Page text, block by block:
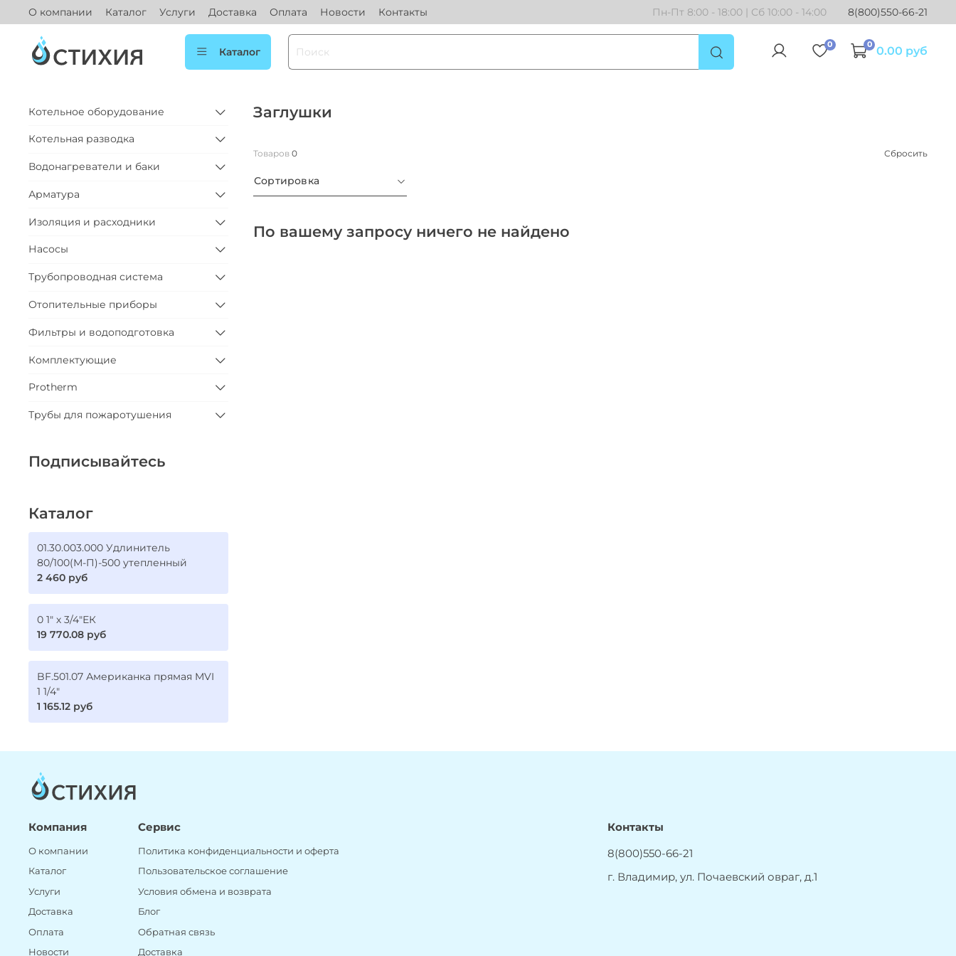
О компании Каталог Услуги Доставка Оплата Новости Контакты Пн-Пт 8:00 - 18:00 | Сб 10:00 - 14:00 8(800)550-66-21
Каталог
0 0 0.00 руб
Заглушки
Товаров 0 Сбросить
Сортировка
По вашему запросу ничего не найдено
Котельное оборудование
Котельная разводка
Водонагреватели и баки
Арматура
Изоляция и расходники
Насосы
Трубопроводная система
Отопительные приборы
Фильтры и водоподготовка
Комплектующие
Protherm
Трубы для пожаротушения
Подписывайтесь
Каталог
01.30.003.000 Удлинитель
80/100(М-П)-500 утепленный
2 460 руб
0 1" х 3/4"ЕК
19 770.08 руб
BF.501.07 Американка прямая MVI
1 1/4"
1 165.12 руб
Компания
О компании
Каталог
Услуги
Доставка
Оплата
Новости
Сервис
Политика конфиденциальности и оферта
Пользовательское соглашение
Условия обмена и возврата
Блог
Обратная связь
Доставка
Контакты
8(800)550-66-21
г. Владимир, ул. Почаевский овраг, д.1